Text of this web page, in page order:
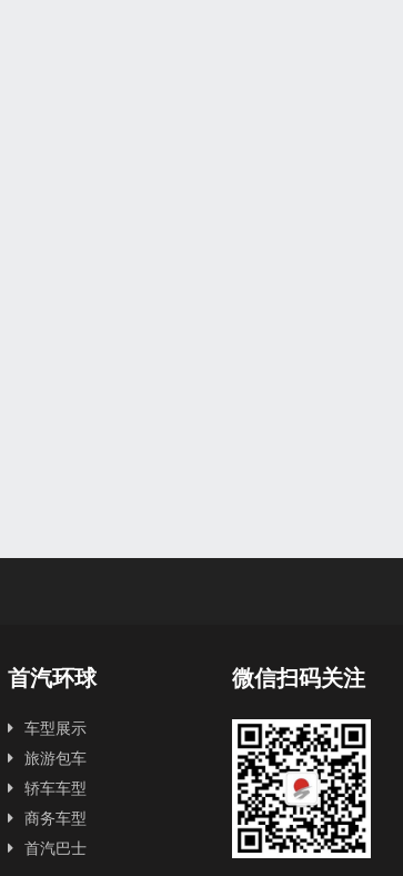
首汽环球
车型展示
旅游包车
轿车车型
商务车型
首汽巴士
微信扫码关注